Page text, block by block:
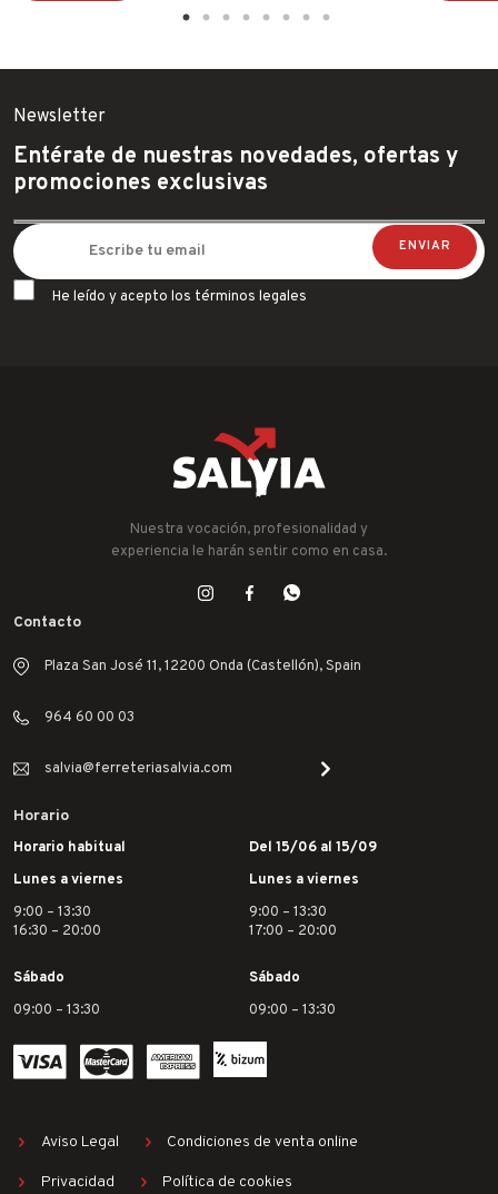
Newsletter
Entérate de nuestras novedades, ofertas y
promociones exclusivas
He leído y acepto los términos legales
Nuestra vocación, profesionalidad y
experiencia le harán sentir como en casa.
Contacto
Plaza San José 11, 12200 Onda (Castellón), Spain
964 60 00 03
salvia@ferreteriasalvia.com
Horario
Horario habitual
Lunes a viernes
9:00 – 13:30
16:30 – 20:00
Sábado
09:00 – 13:30
Del 15/06 al 15/09
Lunes a viernes
9:00 – 13:30
17:00 – 20:00
Sábado
09:00 – 13:30
Aviso Legal Condiciones de venta online
Privacidad Política de cookies